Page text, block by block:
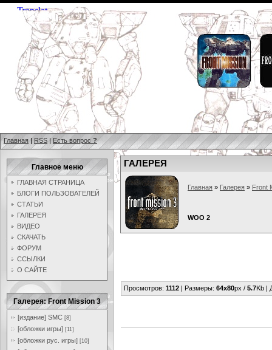
Главная | RSS | Есть вопрос ?
Главное меню
ГЛАВНАЯ СТРАНИЦА
БЛОГИ ПОЛЬЗОВАТЕЛЕЙ
СТАТЬИ
ГАЛЕРЕЯ
ВИДЕО
СКАЧАТЬ
ФОРУМ
ССЫЛКИ
О САЙТЕ
Галерея: Front Mission 3
[издание] SMC [8]
[обложки игры] [11]
[обложки рус. игры] [10]
ГАЛЕРЕЯ
Главная » Галерея » Front
WOO 2
Просмотров: 1112 | Размеры: 64x80px / 5.7Kb |